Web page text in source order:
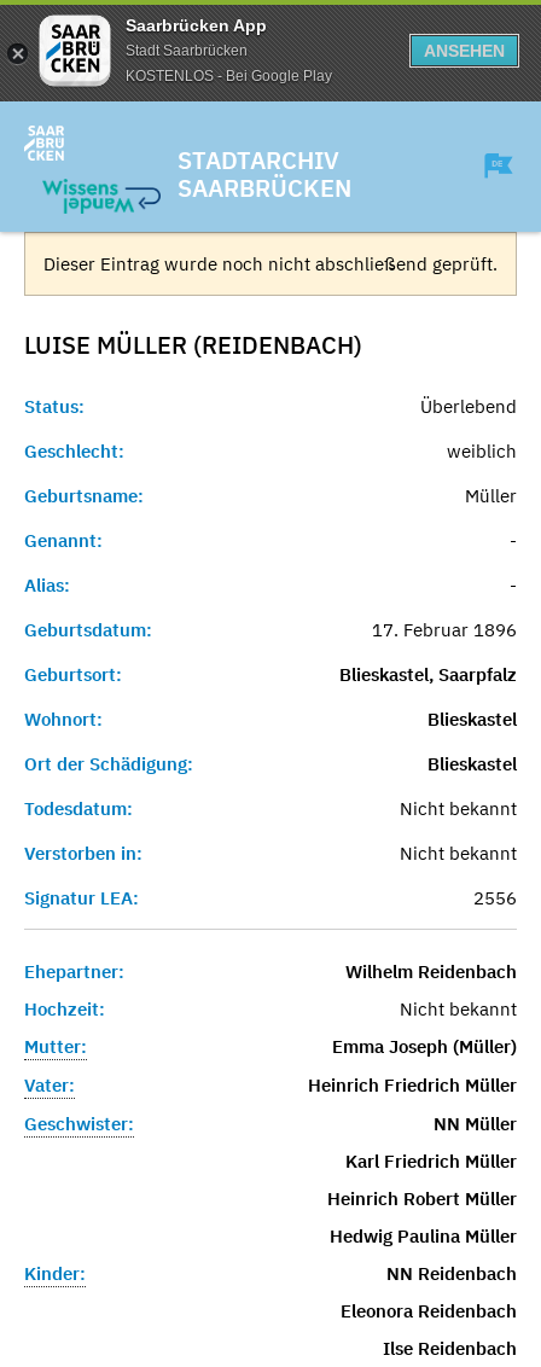
Saarbrücken App
Stadt Saarbrücken
KOSTENLOS - Bei Google Play
ANSEHEN
STADTARCHIV
SAARBRÜCKEN
Dieser Eintrag wurde noch nicht abschließend geprüft.
LUISE MÜLLER (REIDENBACH)
Status:
Überlebend
Geschlecht:
weiblich
Geburtsname:
Müller
Genannt:
-
Alias:
-
Geburtsdatum:
17. Februar 1896
Geburtsort:
Blieskastel, Saarpfalz
Wohnort:
Blieskastel
Ort der Schädigung:
Blieskastel
Todesdatum:
Nicht bekannt
Verstorben in:
Nicht bekannt
Signatur LEA:
2556
Ehepartner:
Wilhelm Reidenbach
Hochzeit:
Nicht bekannt
Mutter:
Emma Joseph (Müller)
Vater:
Heinrich Friedrich Müller
Geschwister:
NN Müller
Karl Friedrich Müller
Heinrich Robert Müller
Hedwig Paulina Müller
Kinder:
NN Reidenbach
Eleonora Reidenbach
Ilse Reidenbach